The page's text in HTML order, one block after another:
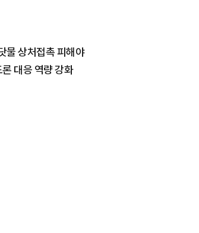
물 상처접촉 피해야
대응 역량 강화